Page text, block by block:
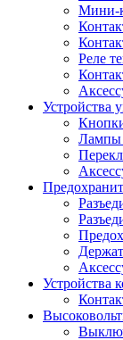
Мини-
Реле
Устройства
Лампы
Устройства